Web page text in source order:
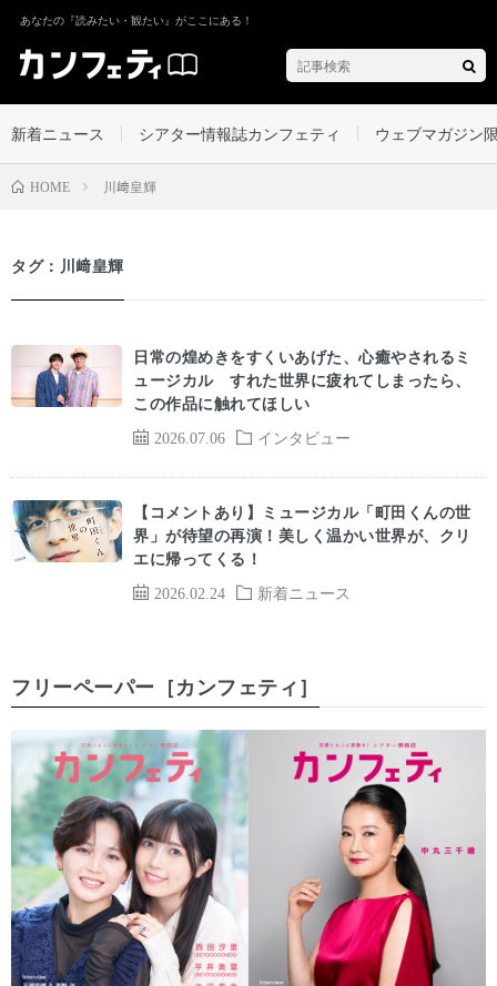
あなたの『読みたい・観たい』がここにある！
新着ニュース シアター情報誌カンフェティ ウェブマガジン
HOME 川﨑皇輝
タグ：川﨑皇輝
2026.07.06 インタビュー
日常の煌めきをすくいあげた、心癒やされるミ
ュージカル すれた世界に疲れてしまったら、
この作品に触れてほしい
2026.02.24 新着ニュース
【コメントあり】ミュージカル「町田くんの世
界」が待望の再演！美しく温かい世界が、クリ
エに帰ってくる！
フリーペーパー［カンフェティ］